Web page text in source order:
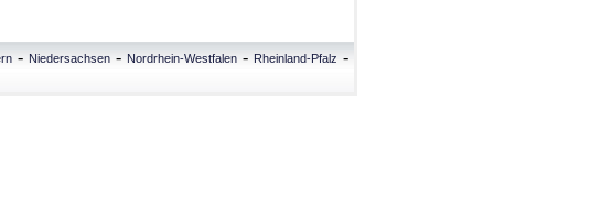
- Niedersachsen- Nordrhein-Westfalen- Rheinland-Pfalz -